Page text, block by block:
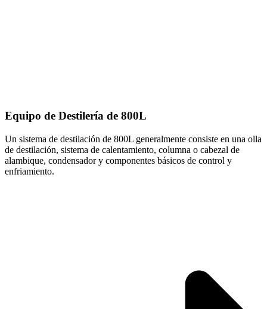
Equipo de Destilería de 800L
Un sistema de destilación de 800L generalmente consiste en una olla
de destilación, sistema de calentamiento, columna o cabezal de
alambique, condensador y componentes básicos de control y
enfriamiento.